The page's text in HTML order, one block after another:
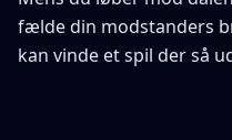
fælde din modstanders
kan vinde et spil der så